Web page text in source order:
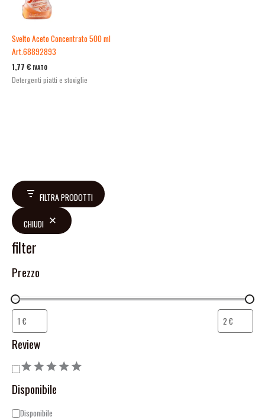
FILTRA PRODOTTI
CHIUDI
filter
Prezzo
Review
Disponibile
Disponibile
Svelto Aceto Concentrato 500 ml
Art.68892893
1,77 € IVATO
Detergenti piatti e stoviglie